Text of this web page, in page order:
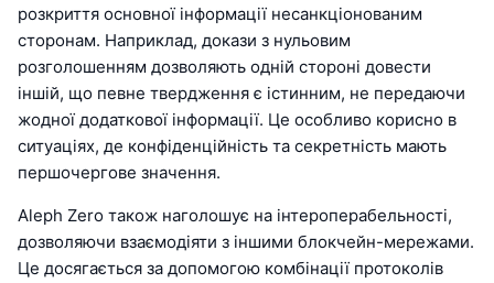
розкриття основної інформації несанкціонованим
сторонам. Наприклад, докази з нульовим
розголошенням дозволяють одній стороні довести
іншій, що певне твердження є істинним, не передаючи
жодної додаткової інформації. Це особливо корисно в
ситуаціях, де конфіденційність та секретність мають
першочергове значення.
Aleph Zero також наголошує на інтероперабельності,
дозволяючи взаємодіяти з іншими блокчейн-мережами.
Це досягається за допомогою комбінації протоколів